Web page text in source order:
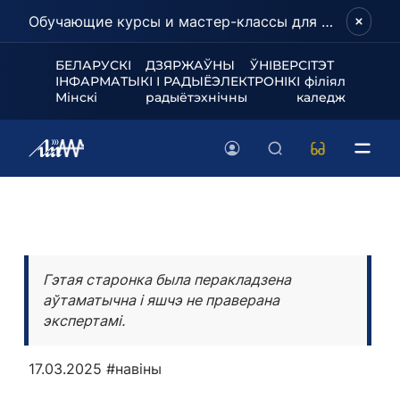
Обучающие курсы и мастер-классы для школьников и абитуриентов!
БЕЛАРУСКІ ДЗЯРЖАЎНЫ ЎНІВЕРСІТЭТ
ІНФАРМАТЫКІ І РАДЫЁЭЛЕКТРОНІКІ філіял
Мінскі радыётэхнічны каледж
Гэтая старонка была перакладзена
аўтаматычна і яшчэ не праверана
экспертамі.
17.03.2025 #навіны